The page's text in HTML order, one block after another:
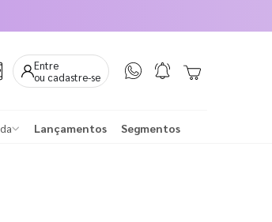
Entre
ou cadastre-se
Lançamentos Segmentos